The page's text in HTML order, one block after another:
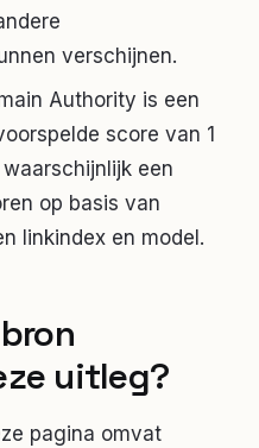
verschijnen.
Authority is een
score van 1
een
op basis van
linkindex en model.
uitleg?
pagina omvat